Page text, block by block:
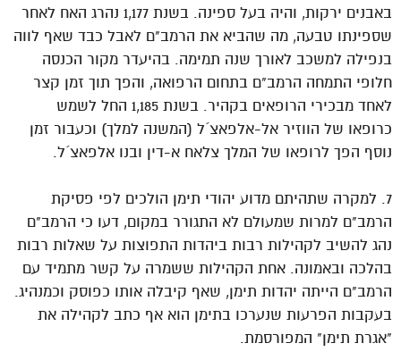
באבנים ירקות, והיה בעל ספינה. בשנת 1,177 נהרג האח לאחר
שספינתו טבעה, מה שהביא את הרמב"ם לאבל כבד שאף לווה
בנפילה למשכב לאורך שנה תמימה. בהיעדר מקור הכנסה
חלופי התמחה הרמב"ם בתחום הרפואה, והפך תוך זמן קצר
לאחד מבכירי הרופאים בקהיר. בשנת 1,185 החל לשמש
כרופאו של הווזיר אל-אלפאצ´ל (המשנה למלך) וכעבור זמן
נוסף הפך לרופאו של המלך צלאח א-דין ובנו אלפאצ´ל.
7. למקרה שתהיתם מדוע יהודי תימן הולכים לפי פסיקת
הרמב"ם למרות שמעולם לא התגורר במקום, דעו כי הרמב"ם
נהג להשיב לקהילות רבות ביהדות התפוצות על שאלות רבות
בהלכה ובאמונה. אחת הקהילות ששמרה על קשר מתמיד עם
הרמב"ם הייתה יהדות תימן, שאף קיבלה אותו כפוסק וכמנהיג.
בעקבות הפרעות שנערכו בתימן הוא אף כתב לקהילה את
"אגרת תימן" המפורסמת.